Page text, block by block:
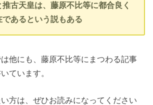
古天皇は、藤原不比等に都合良く
あるという説もある
他にも、藤原不比等にまつわる記事
ています。
方は、ぜひお読みになってください